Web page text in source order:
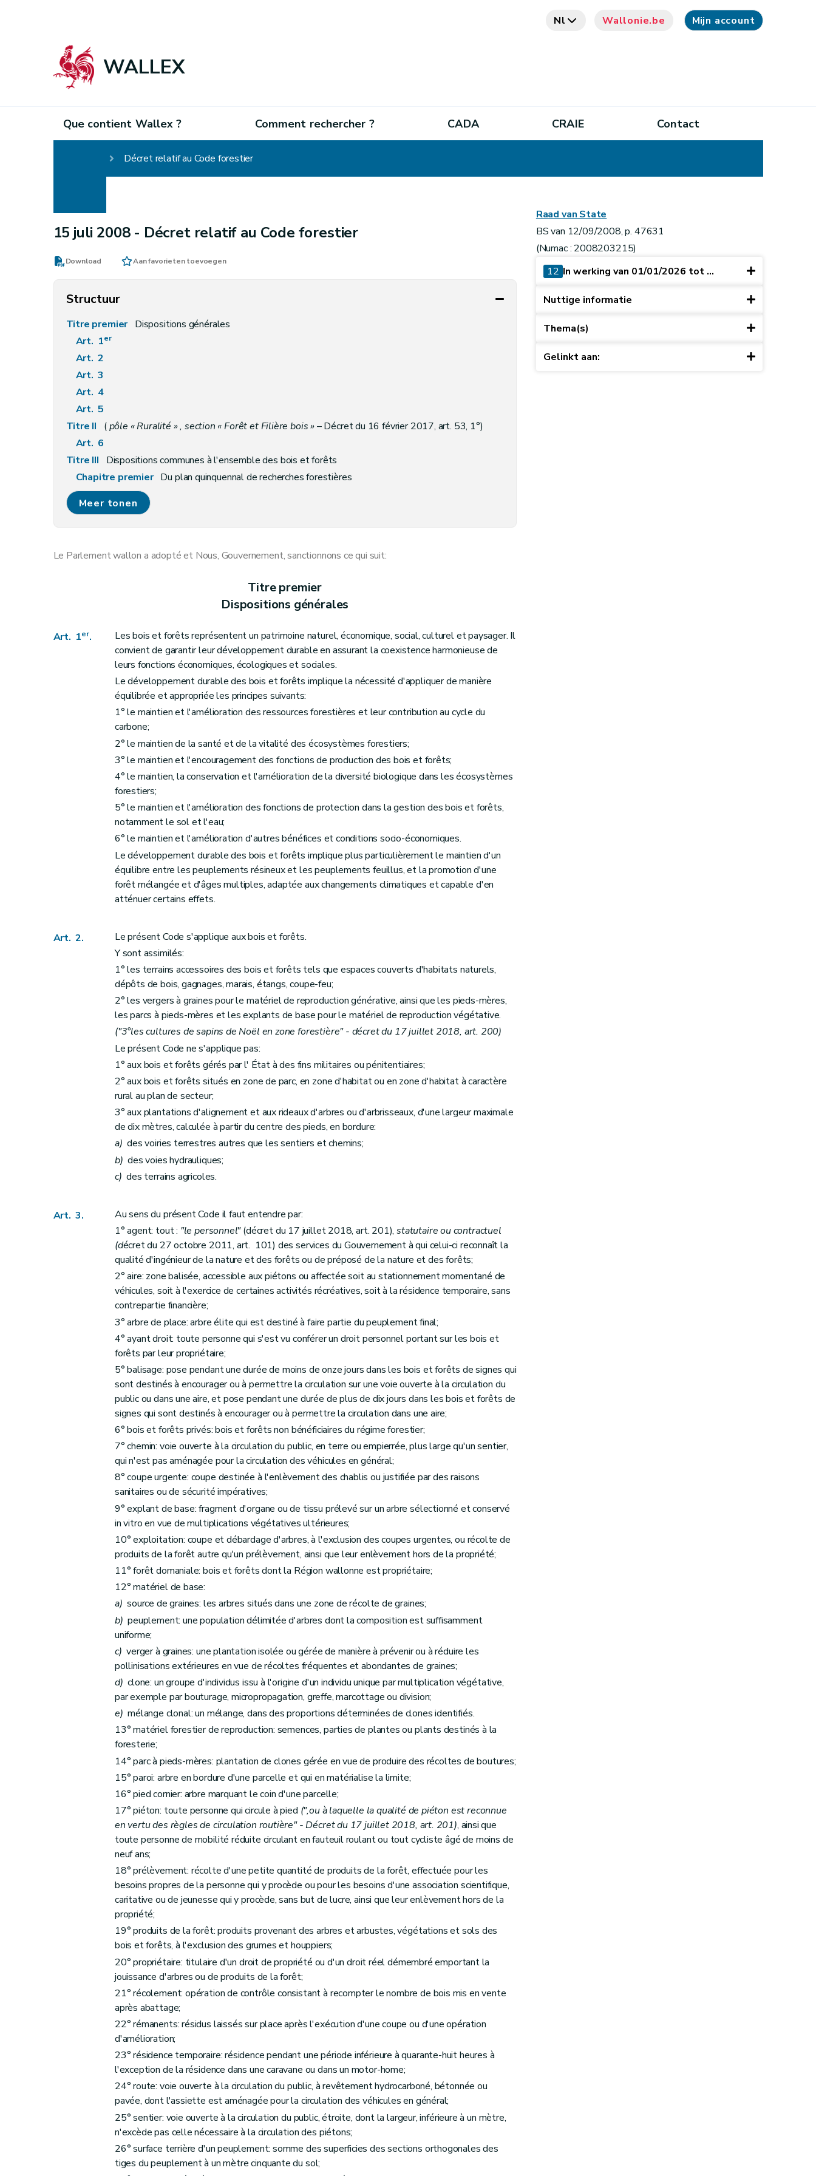
Nl Wallonie.be Mijn account
WALLEX
Que contient Wallex ? Comment rechercher ? CADA CRAIE Contact
Décret relatif au Code forestier
15 juli 2008 - Décret relatif au Code forestier
Download Aan favorieten toevoegen
Structuur
Titre premier Dispositions générales
Art. 1er
Art. 2
Art. 3
Art. 4
Art. 5
Titre II
(pôle « Ruralité » , section « Forêt et Filière bois »– Décret du 16 février 2017, art. 53, 1°)
Art. 6
Titre III
Dispositions communes à l'ensemble des bois et forêts
Chapitre premier Du plan quinquennal de recherches forestières
Art. 7
Chapitre II De la cellule d'inventaire permanent des ressources forestières
Art. 10
Chapitre IV
De la circulation du public dans les bois et forêts
Section première Dispositions générales
Art. 13
Art. 14
Art. 14bis
Art. 15
Art. 16
Art. 17
Section 2 Dispositions particulières à certains modes de locomotion ou à certaines activités
Art. 18
Art. 19
Art. 20
Art. 21
Art. 22
Art. 23
Art. 24
Section 3 Dispositions particulières aux balisages, aux balises, aux aires et aux zones délimitées accessibles aux activités de jeunesse et aux mouvements encadrés à vocation pédagogique ou thérapeutique
Art. 26
Art. 27
Art. 28
Art. 29
Chapitre V
Des subventions
Art. 30
Chapitre VI De la conservation des bois et forêts
Art. 31
Art. 32
Art. 34
Art. 35
Art. 36
Art. 37
Art. 38
Art. 40
Art. 41
Art. 42
Art. 43
Art. 44
Art. 45
Art. 46
Art. 47
Art. 48
Art. 51
Du régime forestier
Chapitre premier Champ d'application du régime forestier
Art. 52
Art. 53
Art. 54
Art. 55
Chapitre II
Des agents
Des plans d'aménagement
Art. 57
Art. 58
Art. 59
Art. 60
Art. 61
Art. 62
Art. 63
Art. 64
Art. 65
Art. 66
Art. 67
Chapitre IV De la conservation des bois et forêts
Art. 71
Chapitre V Des ventes de coupe, d'arbres ou de produits de la forêt
Section première
Art. 72
Art. 73
Art. 74
Art. 75
Art. 76
Art. 77
Art. 78
Section 2 Dispositions particulières aux bois et forêts autres que les forêts domaniales
Art. 79
Chapitre VI Des exploitations
Art. 80
Art. 81
Art. 82
Art. 83
Art. 84
Art. 85
Art. 86
Art. 87
Meer tonen
Le Parlement wallon a adopté et Nous, Gouvernement, sanctionnons ce qui suit:
Titre premier
Dispositions générales
Art. 1er.
Les bois et forêts représentent un patrimoine naturel, économique, social, culturel et paysager. Il
convient de garantir leur développement durable en assurant la coexistence harmonieuse de
leurs fonctions économiques, écologiques et sociales.
Le développement durable des bois et forêts implique la nécessité d'appliquer de manière
équilibrée et appropriée les principes suivants:
1° le maintien et l'amélioration des ressources forestières et leur contribution au cycle du
carbone;
2° le maintien de la santé et de la vitalité des écosystèmes forestiers;
3° le maintien et l'encouragement des fonctions de production des bois et forêts;
4° le maintien, la conservation et l'amélioration de la diversité biologique dans les écosystèmes
forestiers;
5° le maintien et l'amélioration des fonctions de protection dans la gestion des bois et forêts,
notamment le sol et l'eau;
6° le maintien et l'amélioration d'autres bénéfices et conditions socio-économiques.
Le développement durable des bois et forêts implique plus particulièrement le maintien d'un
équilibre entre les peuplements résineux et les peuplements feuillus, et la promotion d'une
forêt mélangée et d'âges multiples, adaptée aux changements climatiques et capable d'en
atténuer certains effets.
Art. 2.
Le présent Code s'applique aux bois et forêts.
Y sont assimilés:
1° les terrains accessoires des bois et forêts tels que espaces couverts d'habitats naturels,
dépôts de bois, gagnages, marais, étangs, coupe-feu;
2° les vergers à graines pour le matériel de reproduction générative, ainsi que les pieds-mères,
les parcs à pieds-mères et les explants de base pour le matériel de reproduction végétative.
("3°les cultures de sapins de Noël en zone forestière" - décret du 17 juillet 2018, art. 200)
Le présent Code ne s'applique pas:
1° aux bois et forêts gérés par l' État à des fins militaires ou pénitentiaires;
2° aux bois et forêts situés en zone de parc, en zone d'habitat ou en zone d'habitat à caractère
rural au plan de secteur;
3° aux plantations d'alignement et aux rideaux d'arbres ou d'arbrisseaux, d'une largeur maximale
de dix mètres, calculée à partir du centre des pieds, en bordure:
a) des voiries terrestres autres que les sentiers et chemins;
b) des voies hydrauliques;
c) des terrains agricoles.
Art. 3.
Au sens du présent Code il faut entendre par:
1° agent: tout : "le personnel"(décret du 17 juillet 2018, art. 201),statutaire ou contractuel
(décret du 27 octobre 2011, art. 101) des services du Gouvernement à qui celui-ci reconnaît la
qualité d'ingénieur de la nature et des forêts ou de préposé de la nature et des forêts;
2° aire: zone balisée, accessible aux piétons ou affectée soit au stationnement momentané de
véhicules, soit à l'exercice de certaines activités récréatives, soit à la résidence temporaire, sans
contrepartie financière;
3° arbre de place: arbre élite qui est destiné à faire partie du peuplement final;
4° ayant droit: toute personne qui s'est vu conférer un droit personnel portant sur les bois et
forêts par leur propriétaire;
5° balisage: pose pendant une durée de moins de onze jours dans les bois et forêts de signes qui
sont destinés à encourager ou à permettre la circulation sur une voie ouverte à la circulation du
public ou dans une aire, et pose pendant une durée de plus de dix jours dans les bois et forêts de
signes qui sont destinés à encourager ou à permettre la circulation dans une aire;
6° bois et forêts privés: bois et forêts non bénéficiaires du régime forestier;
7° chemin: voie ouverte à la circulation du public, en terre ou empierrée, plus large qu'un sentier,
qui n'est pas aménagée pour la circulation des véhicules en général;
8° coupe urgente: coupe destinée à l'enlèvement des chablis ou justifiée par des raisons
sanitaires ou de sécurité impératives;
9° explant de base: fragment d'organe ou de tissu prélevé sur un arbre sélectionné et conservé
in vitro en vue de multiplications végétatives ultérieures;
10° exploitation: coupe et débardage d'arbres, à l'exclusion des coupes urgentes, ou récolte de
produits de la forêt autre qu'un prélèvement, ainsi que leur enlèvement hors de la propriété;
11° forêt domaniale: bois et forêts dont la Région wallonne est propriétaire;
12° matériel de base:
a) source de graines: les arbres situés dans une zone de récolte de graines;
b) peuplement: une population délimitée d'arbres dont la composition est suffisamment
uniforme;
c) verger à graines: une plantation isolée ou gérée de manière à prévenir ou à réduire les
pollinisations extérieures en vue de récoltes fréquentes et abondantes de graines;
d) clone: un groupe d'individus issu à l'origine d'un individu unique par multiplication végétative,
par exemple par bouturage, micropropagation, greffe, marcottage ou division;
e) mélange clonal: un mélange, dans des proportions déterminées de clones identifiés.
13° matériel forestier de reproduction: semences, parties de plantes ou plants destinés à la
foresterie;
14° parc à pieds-mères: plantation de clones gérée en vue de produire des récoltes de boutures;
15° paroi: arbre en bordure d'une parcelle et qui en matérialise la limite;
16° pied cornier: arbre marquant le coin d'une parcelle;
17° piéton: toute personne qui circule à pied (",ou à laquelle la qualité de piéton est reconnue
en vertu des règles de circulation routière" - Décret du 17 juillet 2018, art. 201), ainsi que
toute personne de mobilité réduite circulant en fauteuil roulant ou tout cycliste âgé de moins de
neuf ans;
18° prélèvement: récolte d'une petite quantité de produits de la forêt, effectuée pour les
besoins propres de la personne qui y procède ou pour les besoins d'une association scientifique,
caritative ou de jeunesse qui y procède, sans but de lucre, ainsi que leur enlèvement hors de la
propriété;
19° produits de la forêt: produits provenant des arbres et arbustes, végétations et sols des
bois et forêts, à l'exclusion des grumes et houppiers;
20° propriétaire: titulaire d'un droit de propriété ou d'un droit réel démembré emportant la
jouissance d'arbres ou de produits de la forêt;
21° récolement: opération de contrôle consistant à recompter le nombre de bois mis en vente
après abattage;
22° rémanents: résidus laissés sur place après l'exécution d'une coupe ou d'une opération
d'amélioration;
23° résidence temporaire: résidence pendant une période inférieure à quarante-huit heures à
l'exception de la résidence dans une caravane ou dans un motor-home;
24° route: voie ouverte à la circulation du public, à revêtement hydrocarboné, bétonnée ou
pavée, dont l'assiette est aménagée pour la circulation des véhicules en général;
25° sentier: voie ouverte à la circulation du public, étroite, dont la largeur, inférieure à un mètre,
n'excède pas celle nécessaire à la circulation des piétons;
26° surface terrière d'un peuplement: somme des superficies des sections orthogonales des
tiges du peuplement à un mètre cinquante du sol;
Raad van State
BS van 12/09/2008, p. 47631
(Numac : 2008203215)
12 In werking van 01/01/2026 tot ...
Nuttige informatie
Thema(s)
Gelinkt aan: